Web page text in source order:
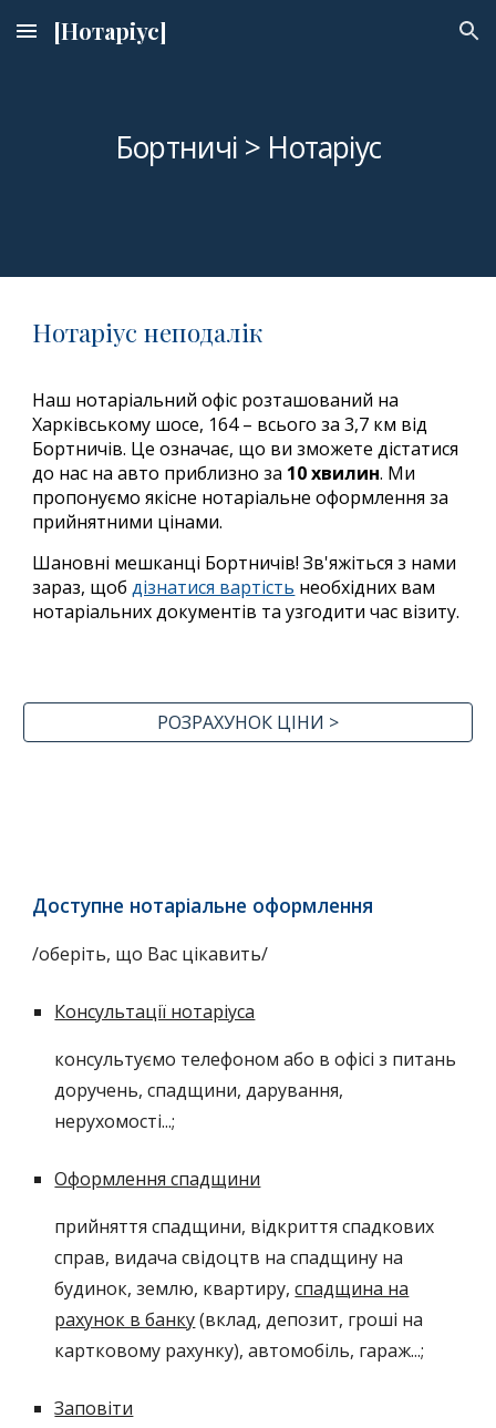
Skip to main content Skip to navigation
[Нотаріус]
Бортничі > Нотаріус
Нотаріус неподалік
Наш нотаріальний офіс розташований на
Харківському шосе, 164 – всього за 3,7 км від
Бортничів. Це означає, що ви зможете дістатися
до нас на авто приблизно за 10 хвилин. Ми
пропонуємо якісне нотаріальне оформлення за
прийнятними цінами.
Шановні мешканці Бортничів! Зв'яжіться з нами
зараз, щобдізнатися вартість необхідних вам
нотаріальних документів та узгодити час візиту.
РОЗРАХУНОК ЦІНИ >
Доступне нотаріальне оформлення
/оберіть, що Вас цікавить/
Консультації нотаріуса
консультуємо телефоном або в офісі з питань
доручень, спадщини, дарування,
нерухомості...;
Оформлення спадщини
прийняття спадщини, відкриття спадкових
справ, видача свідоцтв на спадщину на
будинок, землю, квартиру,спадщина на
рахунок в банку(вклад, депозит, гроші на
картковому рахунку), автомобіль, гараж...;
Заповіти